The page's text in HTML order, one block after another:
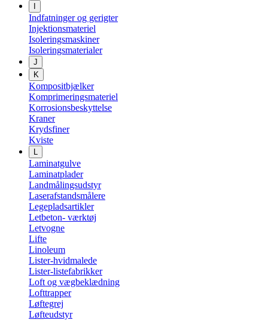
Indfatninger og gerigter
Injektionsmateriel
Isoleringsmaskiner
Isoleringsmaterialer
J
K
Kompositbjælker
Komprimeringsmateriel
Korrosionsbeskyttelse
Kraner
Krydsfiner
Kviste
L
Laminatgulve
Laminatplader
Landmålingsudstyr
Laserafstandsmålere
Legepladsartikler
Letbeton- værktøj
Letvogne
Lifte
Linoleum
Lister-hvidmalede
Lister-listefabrikker
Loft og vægbeklædning
Lofttrapper
Løftegrej
Løfteudstyr